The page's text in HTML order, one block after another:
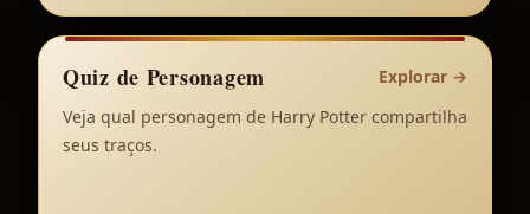
Quiz de Personagem Explorar →
Veja qual personagem de Harry Potter compartilha
seus traços.